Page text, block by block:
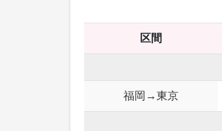
区間
福岡→東京